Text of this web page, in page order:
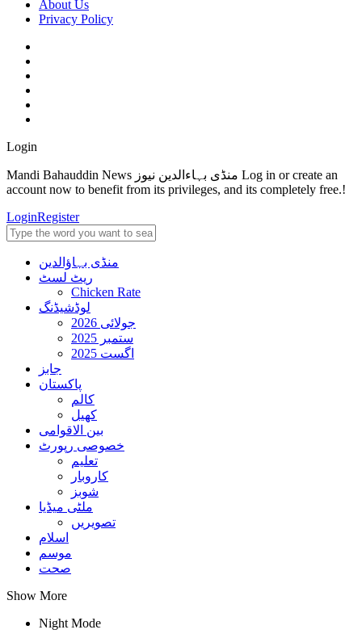
About Us
Privacy Policy
Login
Mandi Bahauddin News منڈی بہاءالدین نیوز Log in or create an
account now to benefit from its privileges, and its completely free.!
LoginRegister
منڈی بہاؤالدین
ریٹ لسٹ
Chicken Rate
لوڈشیڈنگ
جولائی 2026
ستمبر 2025
اگست 2025
جابز
پاکستان
کالم
کھیل
بین الاقوامی
خصوصی رپورٹ
تعلیم
کاروبار
شوبز
ملٹی میڈیا
تصویریں
اسلام
موسم
صحت
Show More
Night Mode